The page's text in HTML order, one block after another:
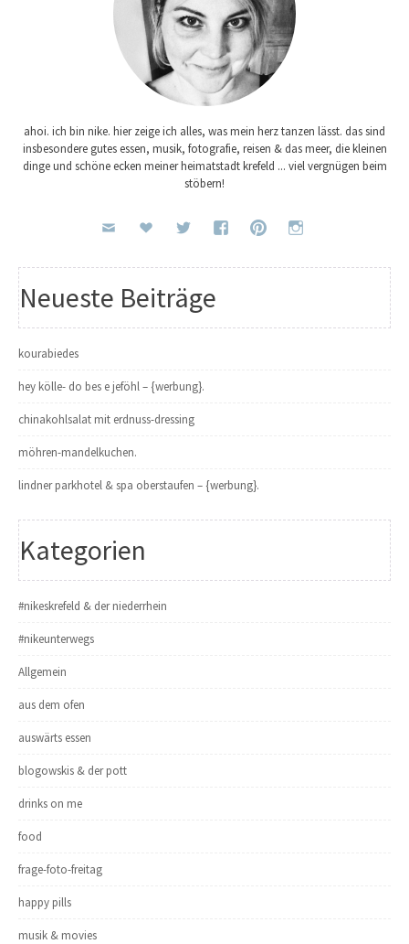
ahoi. ich bin nike. hier zeige ich alles, was mein herz tanzen lässt. das sind
insbesondere gutes essen, musik, fotografie, reisen & das meer, die kleinen
dinge und schöne ecken meiner heimatstadt krefeld ... viel vergnügen beim
stöbern!
Neueste Beiträge
kourabiedes
hey kölle- do bes e jeföhl – {werbung}.
chinakohlsalat mit erdnuss-dressing
möhren-mandelkuchen.
lindner parkhotel & spa oberstaufen – {werbung}.
Kategorien
#nikeskrefeld & der niederrhein
#nikeunterwegs
Allgemein
aus dem ofen
auswärts essen
blogowskis & der pott
drinks on me
food
frage-foto-freitag
happy pills
musik & movies